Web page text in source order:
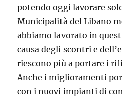
potendo oggi lavorare
Municipalità del Libano
abbiamo lavorato in
causa degli scontri e
riescono più a portare i
Anche i miglioramenti
con i nuovi impianti di